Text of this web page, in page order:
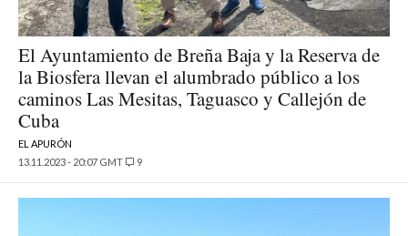
El Ayuntamiento de Breña Baja y la Reserva de
la Biosfera llevan el alumbrado público a los
caminos Las Mesitas, Taguasco y Callejón de
Cuba
EL APURÓN
13.11.2023 - 20:07 GMT
9